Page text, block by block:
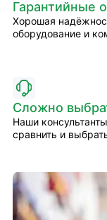
Гарантийные
Хорошая
оборудование и
Сложно
Наши
сравнить и